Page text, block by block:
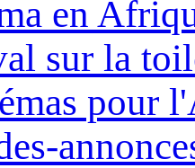
en
sur la
pour